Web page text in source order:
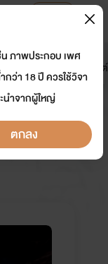
มาใหม่
ดรีมแชท ธัญลิสต์
น ภาพประกอบ เพศ
ว่า 18 ปี ควรใช้วิจา
นำจากผู้ใหญ่
ตกลง